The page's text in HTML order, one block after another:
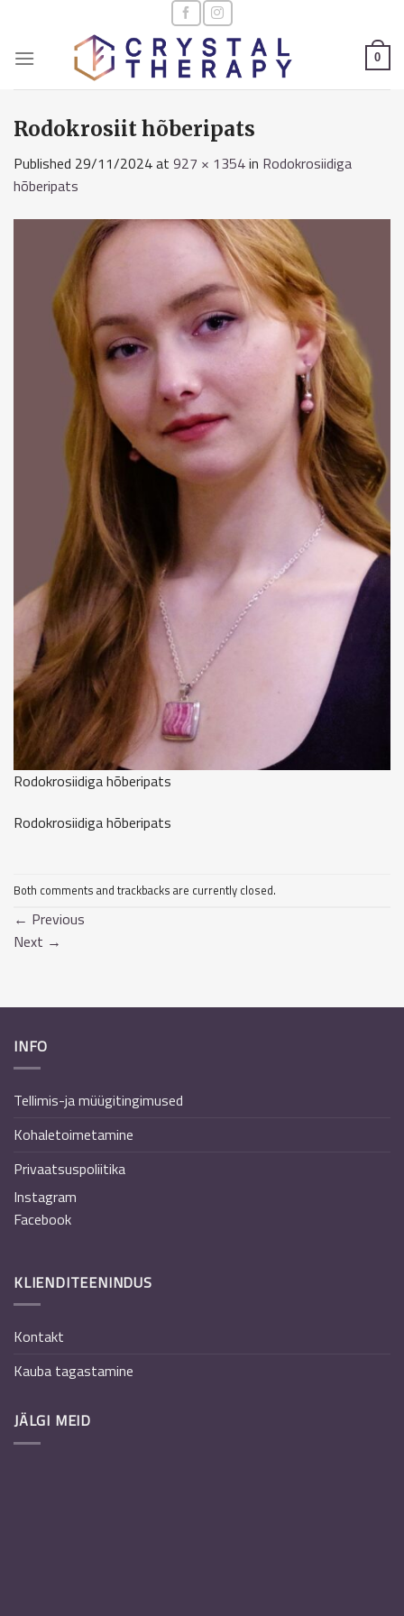
content
0
Rodokrosiit hõberipats
Published 29/11/2024at 927 × 1354in Rodokrosiidiga
hõberipats
Rodokrosiidiga hõberipats
Rodokrosiidiga hõberipats
Both comments and trackbacks are currently closed.
← Previous
Next →
INFO
Tellimis-ja müügitingimused
Kohaletoimetamine
Privaatsuspoliitika
Instagram
Facebook
KLIENDITEENINDUS
Kontakt
Kauba tagastamine
JÄLGI MEID